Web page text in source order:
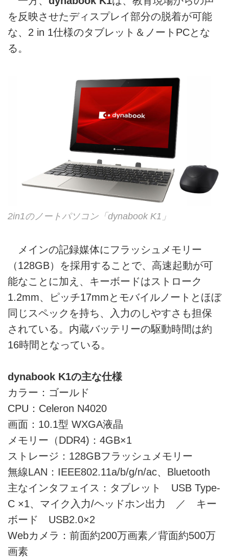
を反映させたディスプレイ部分の脱着が可能
な、2 in 1仕様のタブレット＆ノートPCとな
る。
2in1のノートパソコン「dynabook K1」
メインの記録媒体にフラッシュメモリー
（128GB）を採用することで、高速起動が可
能なことに加え、キーボードはストローク
1.2mm、ピッチ17mmとモバイルノートとほぼ
同じスペックを持ち、入力のしやすさも担保
されている。内蔵バッテリーの駆動時間は約
16時間となっている。
dynabook K1の主な仕様
カラー：ゴールド
CPU：Celeron N4020
画面：10.1型 WXGA液晶
メモリー（DDR4)：4GB×1
ストレージ：128GBフラッシュメモリー
無線LAN：IEEE802.11a/b/g/n/ac、Bluetooth
主なインタフェイス：タブレット USB Type-
C ×1、マイク入力/ヘッドホン出力 ／ キー
ボード USB2.0×2
Webカメラ：前面約200万画素／背面約500万
画素